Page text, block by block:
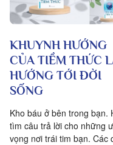
KHUYNH HƯỚNG
CỦA TIỀM THỨC
HƯỚNG TỚI ĐỜI
SỐNG
Kho báu ở bên trong bạn.
tìm câu trả lời cho những
vọng nơi trái tim bạn. Các